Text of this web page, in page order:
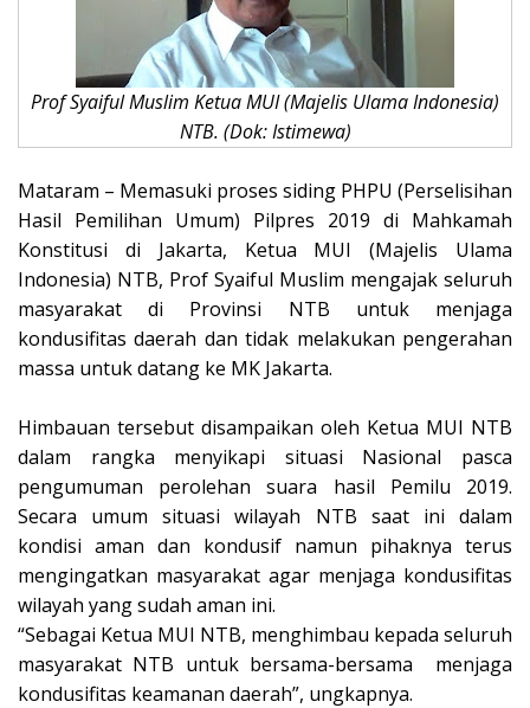
Prof Syaiful Muslim Ketua MUI (Majelis Ulama Indonesia)
NTB. (Dok: Istimewa)
Mataram – Memasuki proses siding PHPU (Perselisihan
Hasil Pemilihan Umum) Pilpres 2019 di Mahkamah
Konstitusi di Jakarta, Ketua MUI (Majelis Ulama
Indonesia) NTB, Prof Syaiful Muslim mengajak seluruh
masyarakat di Provinsi NTB untuk menjaga
kondusifitas daerah dan tidak melakukan pengerahan
massa untuk datang ke MK Jakarta.
Himbauan tersebut disampaikan oleh Ketua MUI NTB
dalam rangka menyikapi situasi Nasional pasca
pengumuman perolehan suara hasil Pemilu 2019.
Secara umum situasi wilayah NTB saat ini dalam
kondisi aman dan kondusif namun pihaknya terus
mengingatkan masyarakat agar menjaga kondusifitas
wilayah yang sudah aman ini.
“Sebagai Ketua MUI NTB, menghimbau kepada seluruh
masyarakat NTB untuk bersama-bersama menjaga
kondusifitas keamanan daerah”, ungkapnya.